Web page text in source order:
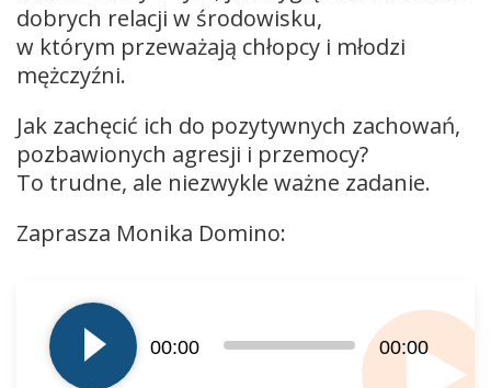
dobrych relacji w środowisku,
w którym przeważają chłopcy i młodzi
mężczyźni.
Jak zachęcić ich do pozytywnych zachowań,
pozbawionych agresji i przemocy?
To trudne, ale niezwykle ważne zadanie.
Zaprasza Monika Domino:
plików
dźwiękowych
00:00 00:00